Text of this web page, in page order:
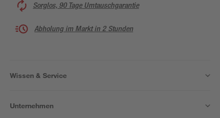
Sorglos, 90 Tage Umtauschgarantie
Abholung im Markt in 2 Stunden
Wissen & Service
Unternehmen